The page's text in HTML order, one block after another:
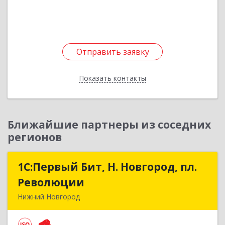
Отправить заявку
Показать контакты
Отправить заявку
Назад
Ближайшие партнеры из соседних
регионов
1С:Первый Бит, Н. Новгород, пл.
Революции
Нижний Новгород
1С:Первый Бит, Н. Новгород, пл.
г, Литвинова ул, дом № 74, корпус 31, пом.1